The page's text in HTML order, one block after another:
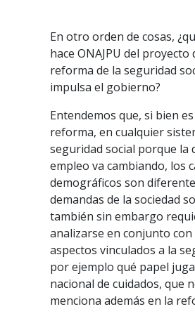
En otro orden de cosas,
hace ONAJPU del proyecto
reforma de la seguridad
impulsa el gobierno?
Entendemos que, si bien
reforma, en cualquier
seguridad social porque la
empleo va cambiando, los
demográficos son
demandas de la sociedad
también sin embargo
analizarse en conjunto
aspectos vinculados a la
por ejemplo qué papel
nacional de cuidados, que
menciona además en la